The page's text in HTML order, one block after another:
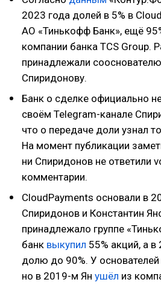
2023 года долей в 5% в
АО «Тинькофф Банк», ещё
компании банка TCS Group.
принадлежали
Спиридонову.
Банк о сделке официально
своём Telegram-канале
что о передаче доли узнал
На момент публикации
ни Спиридонов не ответили
комментарии.
CloudPayments основали в
Спиридонов и Константин
принадлежало группе
банк выкупил 55% акций, а в
долю до 90%. У основателей
но в 2019-м Ян ушёл из